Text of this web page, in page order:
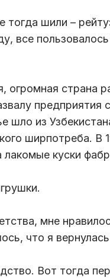
шили –
все
страна
предприятия
шло из
ширпотреба. В
куски
мне
что я
Вот тогда